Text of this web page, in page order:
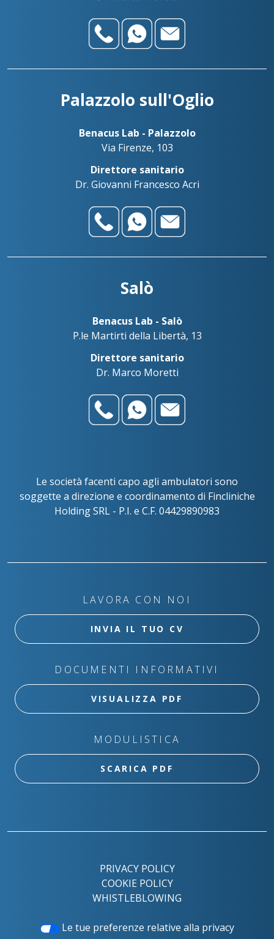
Palazzolo sull'Oglio
Benacus Lab - Palazzolo
Via Firenze, 103
Direttore sanitario
Dr. Giovanni Francesco Acri
Salò
Benacus Lab - Salò
P.le Martirti della Libertà, 13
Direttore sanitario
Dr. Marco Moretti
Le società facenti capo agli ambulatori sono
soggette a direzione e coordinamento di Fincliniche
Holding SRL - P.I. e C.F. 04429890983
LAVORA CON NOI
INVIA IL TUO CV
DOCUMENTI INFORMATIVI
VISUALIZZA PDF
MODULISTICA
SCARICA PDF
PRIVACY POLICY
COOKIE POLICY
WHISTLEBLOWING
Le tue preferenze relative alla privacy